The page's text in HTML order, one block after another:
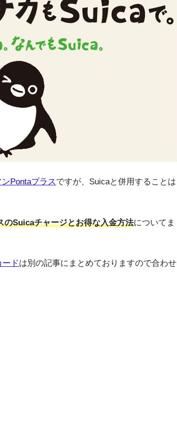
Pontaプラスですが、Suicaと併用することは
のSuicaチャージとお得な入金方法についてま
ドは別の記事にまとめておりますので合わせ